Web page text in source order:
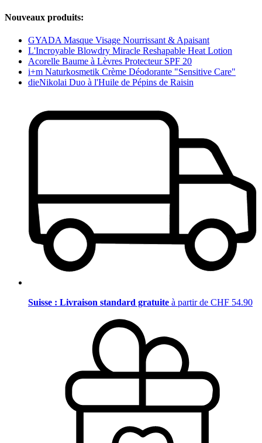
Nouveaux produits:
GYADA Masque Visage Nourrissant & Apaisant
L'Incroyable Blowdry Miracle Reshapable Heat Lotion
Acorelle Baume à Lèvres Protecteur SPF 20
i+m Naturkosmetik Crème Déodorante "Sensitive Care"
dieNikolai Duo à l'Huile de Pépins de Raisin
Suisse : Livraison standard gratuite à partir de CHF 54.90